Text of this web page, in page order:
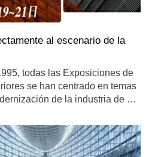
al escenario de la
todas las Exposiciones de
se han centrado en temas
de la industria de la